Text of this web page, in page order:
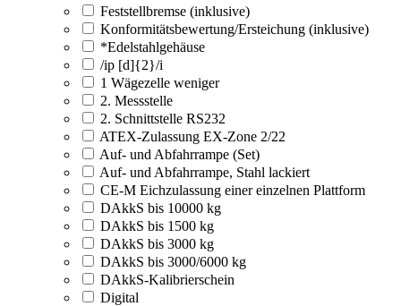
Feststellbremse (inklusive)
Konformitätsbewertung/Ersteichung (inklusive)
*Edelstahlgehäuse
/ip [d]{2}/i
1 Wägezelle weniger
2. Messstelle
2. Schnittstelle RS232
ATEX-Zulassung EX-Zone 2/22
Auf- und Abfahrrampe (Set)
Auf- und Abfahrrampe, Stahl lackiert
CE-M Eichzulassung einer einzelnen Plattform
DAkkS bis 10000 kg
DAkkS bis 1500 kg
DAkkS bis 3000 kg
DAkkS bis 3000/6000 kg
DAkkS-Kalibrierschein
Digital